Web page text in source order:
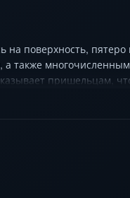
поверхность, пятеро
а также
пришельцам,
Он говорит, что